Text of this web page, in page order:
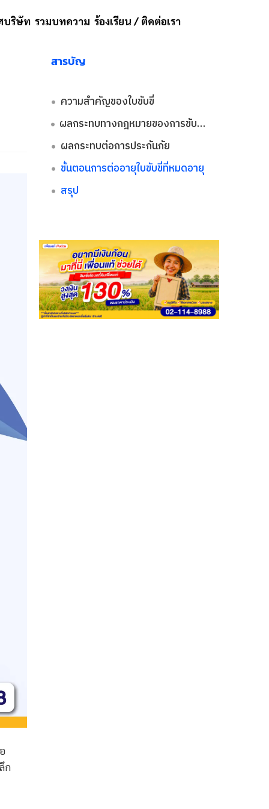
บริษัท รวมบทความ ร้องเรียน / ติดต่อเรา
ก
สารบัญ
ความสำคัญของใบขับขี่
ผลกระทบทางกฎหมายของการขับรถโดยมีใบอนุญาตหมดอายุ
ผลกระทบต่อการประกันภัย
ขั้นตอนการต่ออายุใบขับขี่ที่หมดอายุ
สรุป